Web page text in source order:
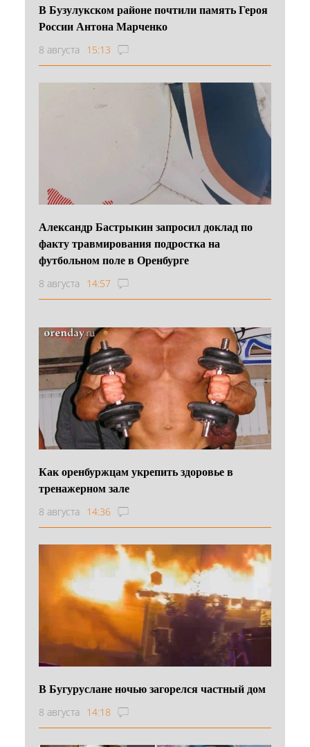
В Бузулукском районе почтили память Героя
России Антона Марченко
8 августа 15:13
Александр Бастрыкин запросил доклад по
факту травмирования подростка на
футбольном поле в Оренбурге
8 августа 14:57
Как оренбуржцам укрепить здоровье в
тренажерном зале
8 августа 14:36
В Бугуруслане ночью загорелся частный дом
8 августа 14:18